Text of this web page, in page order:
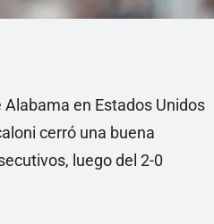
en Estados Unidos
cerró una buena
luego del 2-0